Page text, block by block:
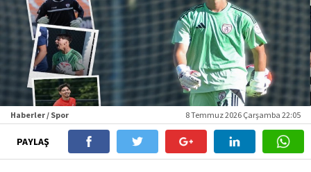
Haberler / Spor 8 Temmuz 2026 Çarşamba 22:05
PAYLAŞ